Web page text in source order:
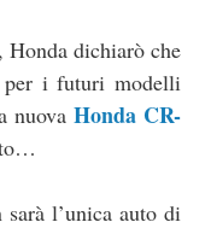
Honda dichiarò che
per i futuri modelli
nuovaHonda CR-
l’unica auto di